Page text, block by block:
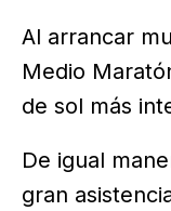
Al arrancar
Medio
de sol más
De igual
gran